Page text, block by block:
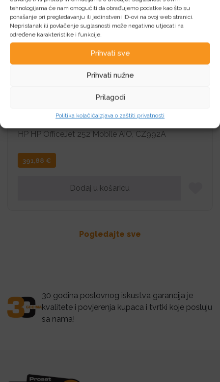
tehnologijama će nam omogućiti da obrađujemo podatke kao što su
ponašanje pri pregledavanju ili jedinstveni ID-ovi na ovoj web stranici.
Nepristanak ili povlačenje suglasnosti može negativno utjecati na
određene karakteristike i funkcije.
Prihvati sve
Prihvati nužne
Prilagodi
Politika kolačićaIzjava o zaštiti privatnosti
92,13€
Dodaj u košaricu
HP OfficeJet 252 Mobile AiO, CZ992A
HP HP OfficeJet 252 Mobile AiO, CZ992A
391,88 €
Dodaj u košaricu
Pogledajte sve
30 godina poslovnog iskustva garancija je
kvalitete i povjerenja kupaca i tvrtki koje posluju
sa nama!